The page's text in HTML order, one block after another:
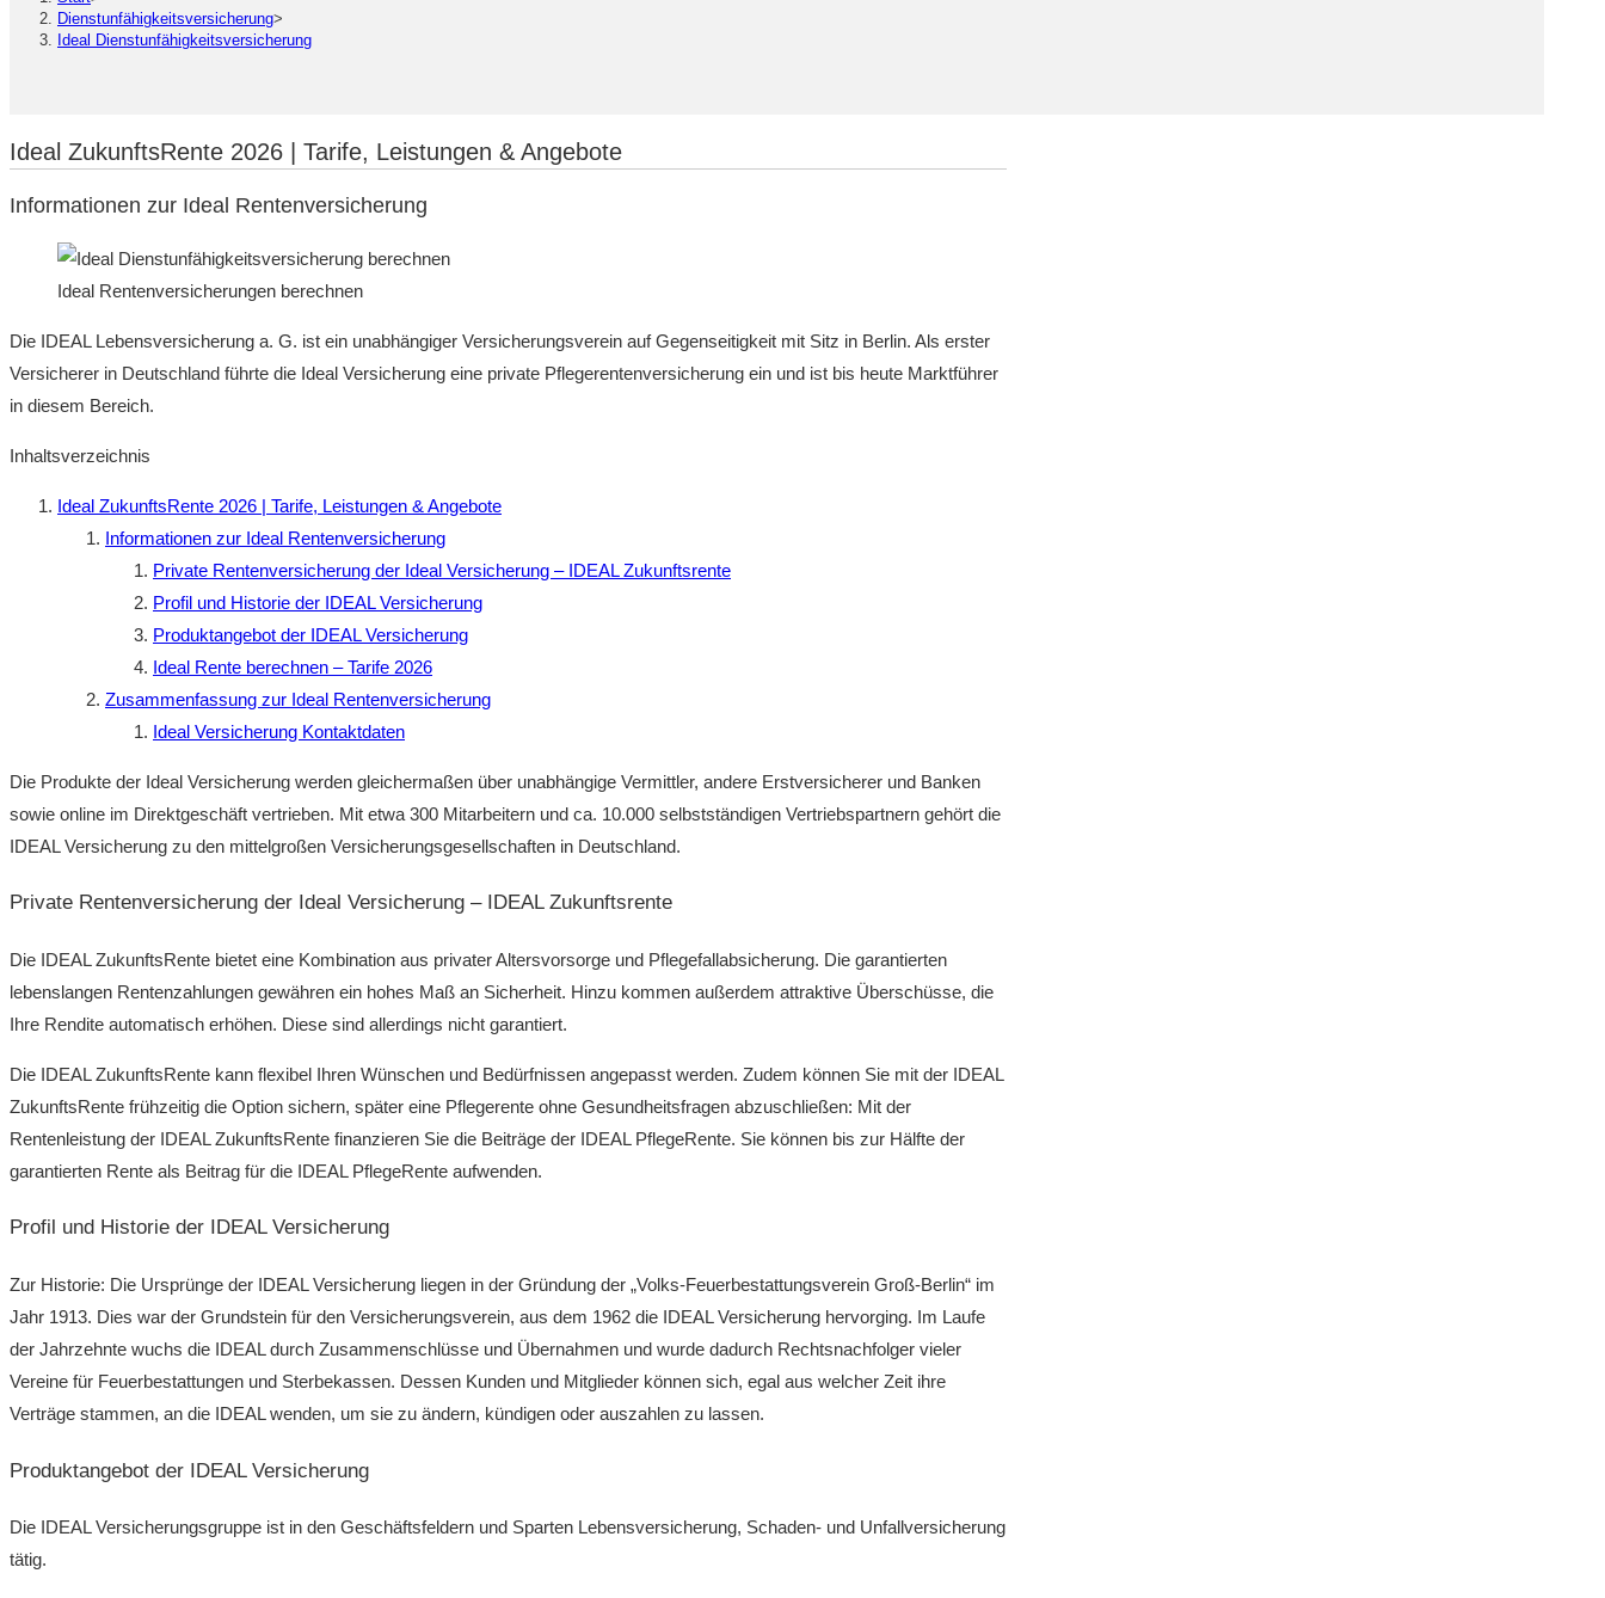
Dienstunfähigkeitsversicherung>
Ideal Dienstunfähigkeitsversicherung
Ideal ZukunftsRente 2026 | Tarife, Leistungen & Angebote
Informationen zur Ideal Rentenversicherung
Ideal Rentenversicherungen berechnen
Die IDEAL Lebensversicherung a. G. ist ein unabhängiger Versicherungsverein auf Gegenseitigkeit mit Sitz in Berlin. Als erster
Versicherer in Deutschland führte die Ideal Versicherung eine private Pflegerentenversicherung ein und ist bis heute Marktführer
in diesem Bereich.
Inhaltsverzeichnis
Ideal ZukunftsRente 2026 | Tarife, Leistungen & Angebote
Informationen zur Ideal Rentenversicherung
Private Rentenversicherung der Ideal Versicherung – IDEAL Zukunftsrente
Profil und Historie der IDEAL Versicherung
Produktangebot der IDEAL Versicherung
Ideal Rente berechnen – Tarife 2026
Zusammenfassung zur Ideal Rentenversicherung
Ideal Versicherung Kontaktdaten
Die Produkte der Ideal Versicherung werden gleichermaßen über unabhängige Vermittler, andere Erstversicherer und Banken
sowie online im Direktgeschäft vertrieben. Mit etwa 300 Mitarbeitern und ca. 10.000 selbstständigen Vertriebspartnern gehört die
IDEAL Versicherung zu den mittelgroßen Versicherungsgesellschaften in Deutschland.
Private Rentenversicherung der Ideal Versicherung – IDEAL Zukunftsrente
Die IDEAL ZukunftsRente bietet eine Kombination aus privater Altersvorsorge und Pflegefallabsicherung. Die garantierten
lebenslangen Rentenzahlungen gewähren ein hohes Maß an Sicherheit. Hinzu kommen außerdem attraktive Überschüsse, die
Ihre Rendite automatisch erhöhen. Diese sind allerdings nicht garantiert.
Die IDEAL ZukunftsRente kann flexibel Ihren Wünschen und Bedürfnissen angepasst werden. Zudem können Sie mit der IDEAL
ZukunftsRente frühzeitig die Option sichern, später eine Pflegerente ohne Gesundheitsfragen abzuschließen: Mit der
Rentenleistung der IDEAL ZukunftsRente finanzieren Sie die Beiträge der IDEAL PflegeRente. Sie können bis zur Hälfte der
garantierten Rente als Beitrag für die IDEAL PflegeRente aufwenden.
Profil und Historie der IDEAL Versicherung
Zur Historie: Die Ursprünge der IDEAL Versicherung liegen in der Gründung der „Volks-Feuerbestattungsverein Groß-Berlin“ im
Jahr 1913. Dies war der Grundstein für den Versicherungsverein, aus dem 1962 die IDEAL Versicherung hervorging. Im Laufe
der Jahrzehnte wuchs die IDEAL durch Zusammenschlüsse und Übernahmen und wurde dadurch Rechtsnachfolger vieler
Vereine für Feuerbestattungen und Sterbekassen. Dessen Kunden und Mitglieder können sich, egal aus welcher Zeit ihre
Verträge stammen, an die IDEAL wenden, um sie zu ändern, kündigen oder auszahlen zu lassen.
Produktangebot der IDEAL Versicherung
Die IDEAL Versicherungsgruppe ist in den Geschäftsfeldern und Sparten Lebensversicherung, Schaden- und Unfallversicherung
tätig.